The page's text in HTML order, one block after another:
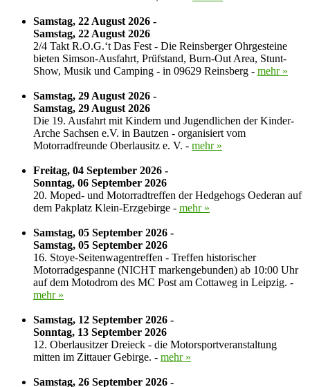
Samstag, 22 August 2026 -
Samstag, 22 August 2026
2/4 Takt R.O.G.‘t Das Fest - Die Reinsberger Ohrgesteine
bieten Simson-Ausfahrt, Prüfstand, Burn-Out Area, Stunt-
Show, Musik und Camping - in 09629 Reinsberg - mehr »
Samstag, 29 August 2026 -
Samstag, 29 August 2026
Die 19. Ausfahrt mit Kindern und Jugendlichen der Kinder-
Arche Sachsen e.V. in Bautzen - organisiert vom
Motorradfreunde Oberlausitz e. V. - mehr »
Freitag, 04 September 2026 -
Sonntag, 06 September 2026
20. Moped- und Motorradtreffen der Hedgehogs Oederan auf
dem Pakplatz Klein-Erzgebirge - mehr »
Samstag, 05 September 2026 -
Samstag, 05 September 2026
16. Stoye-Seitenwagentreffen - Treffen historischer
Motorradgespanne (NICHT markengebunden) ab 10:00 Uhr
auf dem Motodrom des MC Post am Cottaweg in Leipzig. -
mehr »
Samstag, 12 September 2026 -
Sonntag, 13 September 2026
12. Oberlausitzer Dreieck - die Motorsportveranstaltung
mitten im Zittauer Gebirge. - mehr »
Samstag, 26 September 2026 -